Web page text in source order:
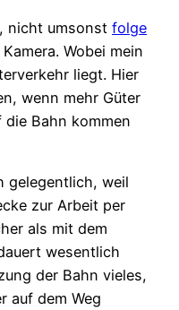
nicht umsonst folge
Wobei mein
liegt. Hier
wenn mehr Güter
Bahn kommen
gelegentlich, weil
zur Arbeit per
als mit dem
wesentlich
der Bahn vieles,
auf dem Weg